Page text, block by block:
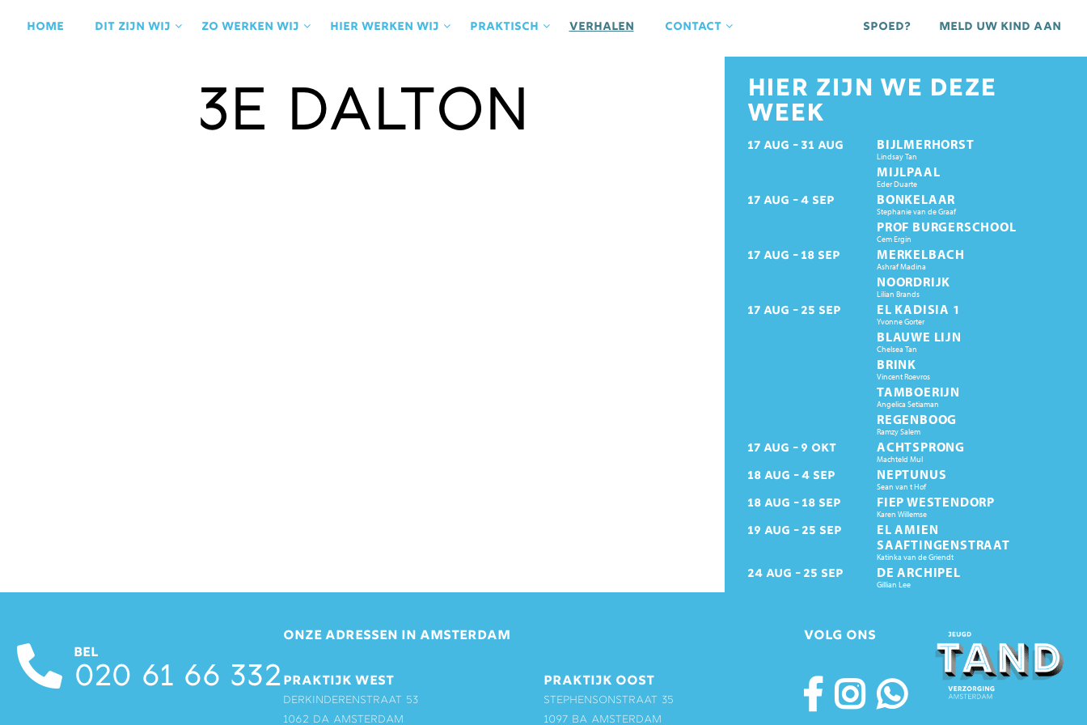
Home Dit zijn wij Zo werken wij Hier werken wij praktisch Verhalen contact Meld uw kind aan
Spoed?
3e Dalton HIER ZIJN WE DEZE
WEEK
17 AUG 31 AUG BIJLMERHORST
Lindsay Tan
MIJLPAAL
Eder Duarte
17 AUG 4 SEP BONKELAAR
Stephanie van de Graaf
PROF BURGERSCHOOL
Cem Ergin
17 AUG 18 SEP MERKELBACH
Ashraf Madina
NOORDRIJK
Lilian Brands
17 AUG 25 SEP EL KADISIA 1
Yvonne Gorter
BLAUWE LIJN
Chelsea Tan
BRINK
Vincent Roevros
TAMBOERIJN
Angelica Setiaman
REGENBOOG
Ramzy Salem
17 AUG 9 OKT ACHTSPRONG
Machteld Mul
18 AUG 4 SEP NEPTUNUS
Sean van t Hof
18 AUG 18 SEP FIEP WESTENDORP
Karen Willemse
19 AUG 25 SEP
EL AMIEN
SAAFTINGENSTRAAT
Katinka van de Griendt
24 AUG 25 SEP DE ARCHIPEL
Gillian Lee
BEL
020 61 66 332
ONZE ADRESSEN IN AMSTERDAM
PRAKTIJK WEST
Derkinderenstraat 53
1062 DA Amsterdam
PRAKTIJK OOST
Stephensonstraat 35
1097 BA Amsterdam
VOLG ONS